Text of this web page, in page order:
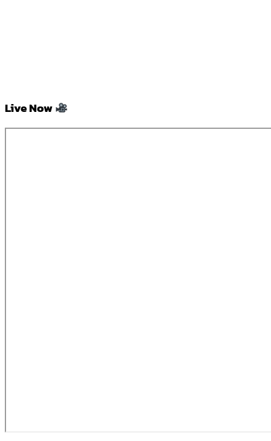
Live Now